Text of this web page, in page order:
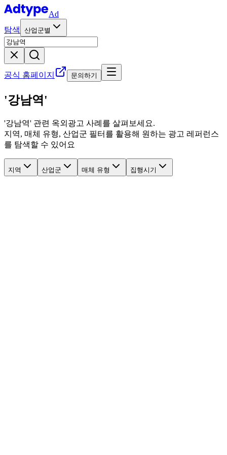
Ad
탐색
산업군별
공식 홈페이지 문의하기
'강남역'
'강남역' 관련 옥외광고 사례를 살펴보세요.
지역, 매체 유형, 산업군 필터를 활용해 원하는 광고 레퍼런스
를 탐색할 수 있어요
지역 산업군 매체 유형 집행시기